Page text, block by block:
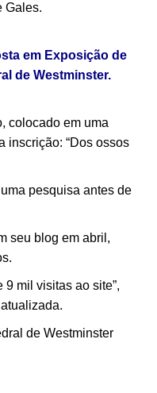
Gales.
em Exposição de
de Westminster.
colocado em uma
inscrição: “Dos ossos
pesquisa antes de
seu blog em abril,
9 mil visitas ao site”,
de Westminster